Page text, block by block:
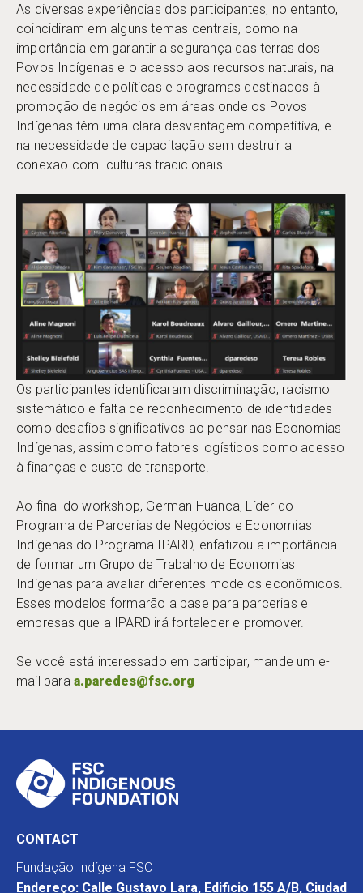
As diversas experiências dos participantes, no entanto,
coincidiram em alguns temas centrais, como na
importância em garantir a segurança das terras dos
Povos Indígenas e o acesso aos recursos naturais, na
necessidade de políticas e programas destinados à
promoção de negócios em áreas onde os Povos
Indígenas têm uma clara desvantagem competitiva, e
na necessidade de capacitação sem destruir a
conexão com culturas tradicionais.
Os participantes identificaram discriminação, racismo
sistemático e falta de reconhecimento de identidades
como desafios significativos ao pensar nas Economias
Indígenas, assim como fatores logísticos como acesso
à finanças e custo de transporte.
Ao final do workshop, German Huanca, Líder do
Programa de Parcerias de Negócios e Economias
Indígenas do Programa IPARD, enfatizou a importância
de formar um Grupo de Trabalho de Economias
Indígenas para avaliar diferentes modelos econômicos.
Esses modelos formarão a base para parcerias e
empresas que a IPARD irá fortalecer e promover.
Se você está interessado em participar, mande um e-
mail paraa.paredes@fsc.org
CONTACT
Fundação Indígena FSC
Endereço: Calle Gustavo Lara, Edificio 155 A/B, Ciudad